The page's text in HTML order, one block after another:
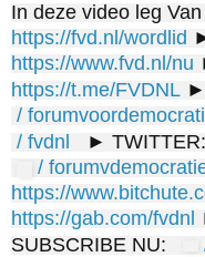
In deze video leg
https://fvd.nl/wordlid
https://www.fvd.nl/nu
https://t.me/FVDNL ►
/
/ fvdnl
► TWITTER:
/
https://
https://gab.com/fvdnl
SUBSCRIBE NU: